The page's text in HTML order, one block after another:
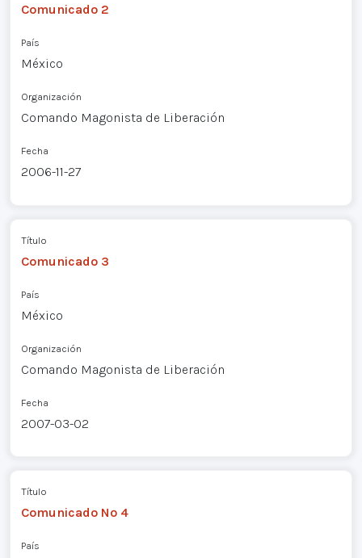
Comunicado 2
País
México
Organización
Comando Magonista de Liberación
Fecha
2006-11-27
Título
Comunicado 3
País
México
Organización
Comando Magonista de Liberación
Fecha
2007-03-02
Título
Comunicado Nº 4
País